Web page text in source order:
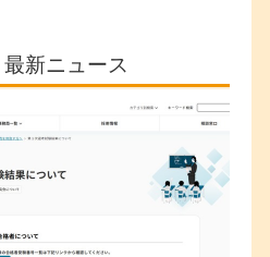
最新ニュース